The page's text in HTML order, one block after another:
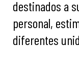
destinados a
personal,
diferentes